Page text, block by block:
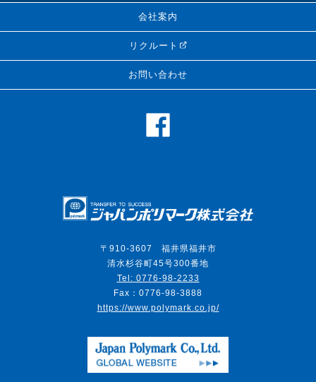
会社案内
リクルート
お問い合わせ
〒910-3607 福井県福井市
清水杉谷町45号300番地
Tel: 0776-98-2233
Fax：0776-98-3888
https://www.polymark.co.jp/